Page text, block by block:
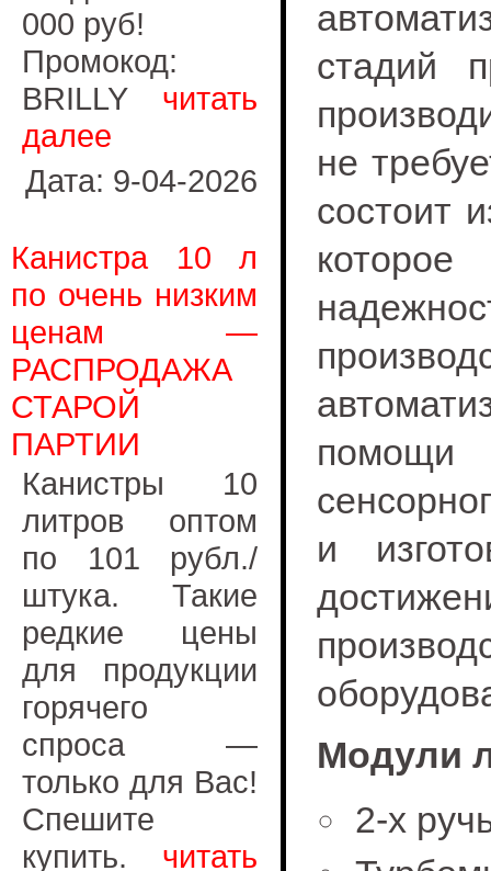
000 руб!
Промокод:
BRILLY читать
далее
Дата: 9-04-2026
Канистра 10 л
по очень низким
ценам —
РАСПРОДАЖА
СТАРОЙ
ПАРТИИ
Канистры 10
литров оптом
по 101 рубл./
штука. Такие
редкие цены
для продукции
горячего
спроса —
только для Вас!
Спешите
купить. читать
стадий
не
состоит
помощи
и
Модули
2-х